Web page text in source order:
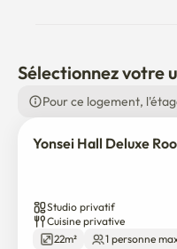
Toutes les chambres
seules.
Nous exploitons
conception, la taille et
de gérer chaque pièce,
de la pièce.
Sélectionnez votre
Pour ce logement,
Yonsei Hall Deluxe
Studio privatif
Cuisine privative
22m²
1 personne